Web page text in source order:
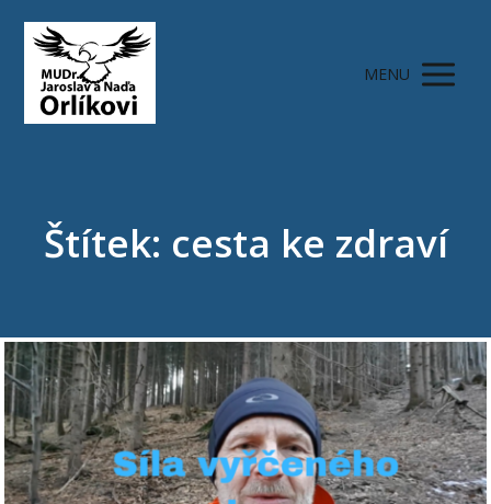
MENU
Štítek: cesta ke zdraví